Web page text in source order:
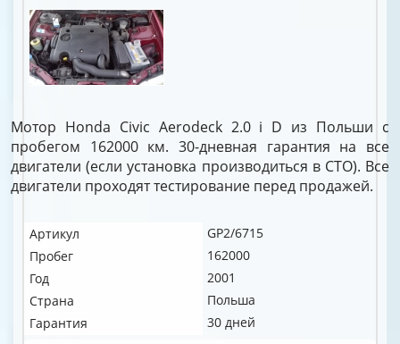
Мотор Honda Civic Aerodeck 2.0 i D из Польши с
пробегом 162000 км. 30-дневная гарантия на все
двигатели (если установка производиться в СТО). Все
двигатели проходят тестирование перед продажей.
Артикул
GP2/6715
Пробег
162000
Год
2001
Страна
Польша
Гарантия
30 дней